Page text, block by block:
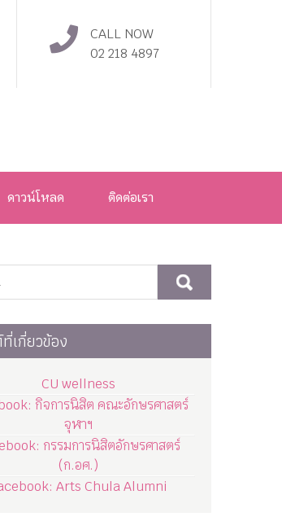
CALL NOW
02 218 4897
ดาวน์โหลด ติดต่อเรา
เกี่ยวข้อง
CU wellness
กิจการนิสิต คณะอักษรศาสตร์
จุฬาฯ
กรรมการนิสิตอักษรศาสตร์
(ก.อศ.)
Arts Chula Alumni